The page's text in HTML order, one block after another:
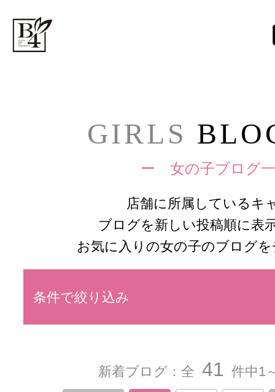
GIRLS
ー 女の子ブログ
店舗に所属しているキ
ブログを新しい投稿順に表
お気に入りの女の子のブログ
条件で絞り込み
新着ブログ：全 41 件中1